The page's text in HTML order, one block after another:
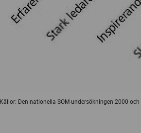
Den nationella SOM-undersökningen 2000